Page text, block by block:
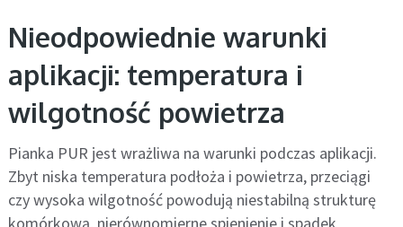
Nieodpowiednie warunki
aplikacji: temperatura i
wilgotność powietrza
Pianka PUR jest wrażliwa na warunki podczas aplikacji.
Zbyt niska temperatura podłoża i powietrza, przeciągi
czy wysoka wilgotność powodują niestabilną strukturę